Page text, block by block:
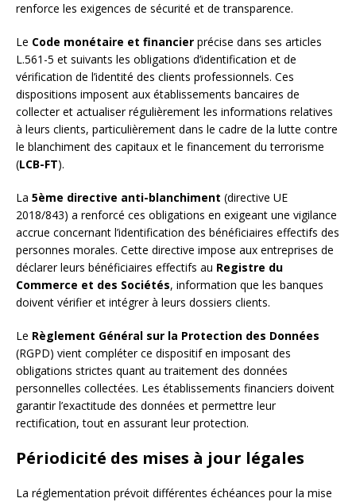
renforce les exigences de sécurité et de transparence.
Le Code monétaire et financier précise dans ses articles
L.561-5 et suivants les obligations d’identification et de
vérification de l’identité des clients professionnels. Ces
dispositions imposent aux établissements bancaires de
collecter et actualiser régulièrement les informations relatives
à leurs clients, particulièrement dans le cadre de la lutte contre
le blanchiment des capitaux et le financement du terrorisme
(LCB-FT).
La 5ème directive anti-blanchiment (directive UE
2018/843) a renforcé ces obligations en exigeant une vigilance
accrue concernant l’identification des bénéficiaires effectifs des
personnes morales. Cette directive impose aux entreprises de
déclarer leurs bénéficiaires effectifs au Registre du
Commerce et des Sociétés, information que les banques
doivent vérifier et intégrer à leurs dossiers clients.
Le Règlement Général sur la Protection des Données
(RGPD) vient compléter ce dispositif en imposant des
obligations strictes quant au traitement des données
personnelles collectées. Les établissements financiers doivent
garantir l’exactitude des données et permettre leur
rectification, tout en assurant leur protection.
Périodicité des mises à jour légales
La réglementation prévoit différentes échéances pour la mise